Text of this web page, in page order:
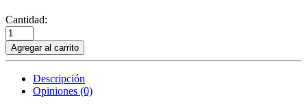
Cantidad:
Agregar al carrito
Descripción
Opiniones (0)